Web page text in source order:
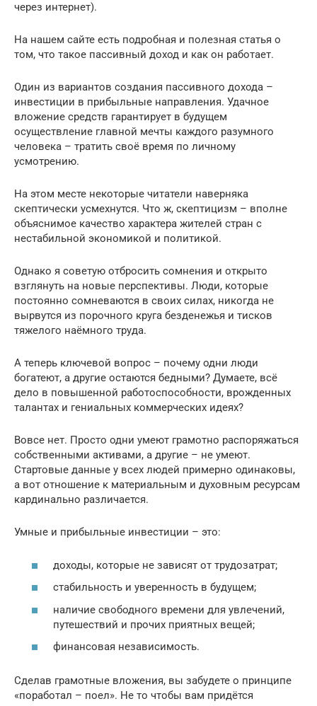
через интернет).
На нашем сайте есть подробная и полезная статья о
том, что такое пассивный доход и как он работает.
Один из вариантов создания пассивного дохода –
инвестиции в прибыльные направления. Удачное
вложение средств гарантирует в будущем
осуществление главной мечты каждого разумного
человека – тратить своё время по личному
усмотрению.
На этом месте некоторые читатели наверняка
скептически усмехнутся. Что ж, скептицизм – вполне
объяснимое качество характера жителей стран с
нестабильной экономикой и политикой.
Однако я советую отбросить сомнения и открыто
взглянуть на новые перспективы. Люди, которые
постоянно сомневаются в своих силах, никогда не
вырвутся из порочного круга безденежья и тисков
тяжелого наёмного труда.
А теперь ключевой вопрос – почему одни люди
богатеют, а другие остаются бедными? Думаете, всё
дело в повышенной работоспособности, врожденных
талантах и гениальных коммерческих идеях?
Вовсе нет. Просто одни умеют грамотно распоряжаться
собственными активами, а другие – не умеют.
Стартовые данные у всех людей примерно одинаковы,
а вот отношение к материальным и духовным ресурсам
кардинально различается.
Умные и прибыльные инвестиции – это:
доходы, которые не зависят от трудозатрат;
стабильность и уверенность в будущем;
наличие свободного времени для увлечений,
путешествий и прочих приятных вещей;
финансовая независимость.
Сделав грамотные вложения, вы забудете о принципе
«поработал – поел». Не то чтобы вам придётся